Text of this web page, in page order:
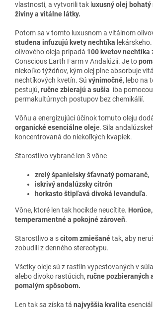
vlastnosti, a vytvorili tak l uxusný olej
živiny a vitálne látky.
Potom sa v tomto luxusnom a vitálnom
studena infuzujú kvety nechtíka
olivového oleja pripadá 100 kvetov nechtíka
Conscious Earth Farm v Andalúzii. Je to
niekoľko týždňov, kým olej plne absorbuje
nechtíkových kvetín. Sú výnimočné, lebo na
pestujú, ručne zbierajú a sušia iba
permakultúrnych postupov bez chemikálií.
Vôňu a energizujúci účinok tomuto oleju
organické esenciálne oleje. Sila
koncentrovaná do niekoľkých kvapiek.
Starostlivo vybrané len 3 vône
zrelý španielsky šťavnatý pomaranč,
iskrivý andalúzsky citrón
horkasto štipľavá divoká levanduľa.
Vône, ktoré len tak hocikde neucítite.
temperamentné a pokojné zároveň.
Starostlivo a scitom zmiešanétak, aby
zobudili z denného stereotypu.
Všetky oleje sú z rastlín vypestovaných v
alebo divoko rastúcich, ručne pozbieraných
pomalým spôsobom.
Len tak sa získa tá najvyššia kvalita